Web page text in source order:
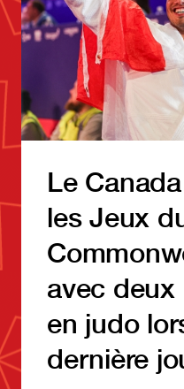
Le
les Jeux
avec deux
en judo
dernière